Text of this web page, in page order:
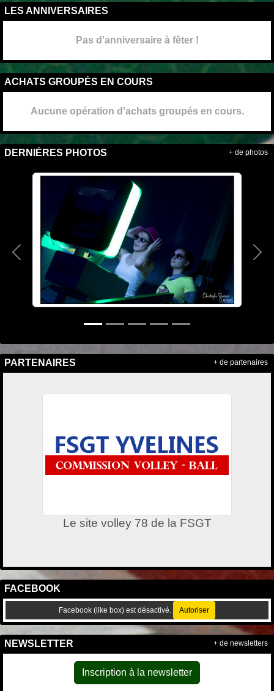
LES ANNIVERSAIRES
Pas d'anniversaire à fêter !
ACHATS GROUPÉS EN COURS
Aucune opération d'achats groupés en cours.
DERNIÈRES PHOTOS
Précedent
+ de photos
PARTENAIRES
Le site volley 78 de la FSGT
+ de partenaires
FACEBOOK
Facebook (like box) est désactivé. Autoriser
NEWSLETTER
Inscription à la newsletter
+ de newsletters